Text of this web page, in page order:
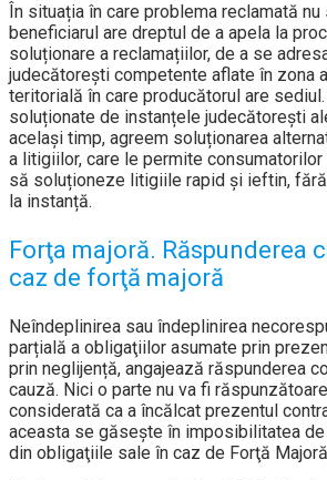
În situația în care problema reclamată
beneficiarul are dreptul de a apela la
soluționare a reclamațiilor, de a se
judecătorești competente aflate în zona
teritorială în care producătorul are
soluționate de instanțele judecătorești
același timp, agreem soluționarea
a litigiilor, care le permite
să soluționeze litigiile rapid și ieftin,
la instanță.
Forţa majoră. Răspunderea
caz de forţă majoră
Neîndeplinirea sau îndeplinirea
parțială a obligaţiilor asumate prin
prin neglijență, angajează răspunderea
cauză. Nici o parte nu va fi
considerată ca a încălcat prezentul
aceasta se găseşte în imposibilitatea
din obligaţiile sale în caz de Forţă